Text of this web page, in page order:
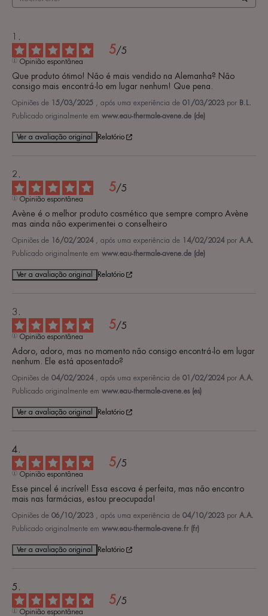
5/5
Opinião espontânea
Que produto ótimo! Não é mais vendido na Alemanha? Não
consigo mais encontrá-lo em lugar nenhum! Que pena.
Opiniões de 15/03/2025 , após uma experiência de 01/03/2023 por B.L.
Publicado originalmente em www.eau-thermale-avene.de (de)
Ver a avaliação original Relatório
5/5
Opinião espontânea
Avène é o melhor produto cosmético que sempre compro Avène
mas ainda não experimentei o conselheiro
Opiniões de 16/02/2024 , após uma experiência de 14/02/2024 por A.A.
Publicado originalmente em www.eau-thermale-avene.de (de)
Ver a avaliação original Relatório
5/5
Opinião espontânea
Adoro, adoro, mas no momento não consigo encontrá-lo em lugar
nenhum. Ele está aposentado?
Opiniões de 04/02/2024 , após uma experiência de 01/02/2024 por A.A.
Publicado originalmente em www.eau-thermale-avene.es (es)
Ver a avaliação original Relatório
5/5
Opinião espontânea
Esse pincel é incrível! Essa escova é perfeita, mas não encontro
mais nas farmácias, estou preocupada!
Opiniões de 06/10/2023 , após uma experiência de 04/10/2023 por A.A.
Publicado originalmente em www.eau-thermale-avene.fr (fr)
Ver a avaliação original Relatório
5/5
Opinião espontânea